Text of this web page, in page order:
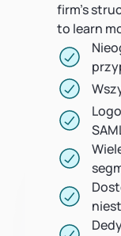
firm's
to learn